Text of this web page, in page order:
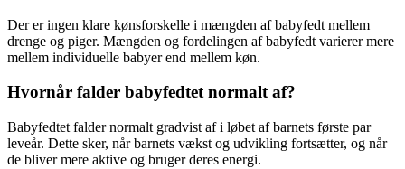
Der er ingen klare kønsforskelle i mængden af babyfedt mellem
drenge og piger. Mængden og fordelingen af babyfedt varierer mere
mellem individuelle babyer end mellem køn.
Hvornår falder babyfedtet normalt af?
Babyfedtet falder normalt gradvist af i løbet af barnets første par
leveår. Dette sker, når barnets vækst og udvikling fortsætter, og når
de bliver mere aktive og bruger deres energi.